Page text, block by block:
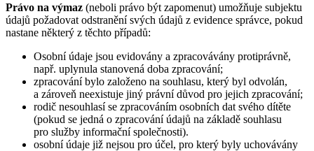
Právo na výmaz (neboli právo být zapomenut) umožňuje subjektu
údajů požadovat odstranění svých údajů z evidence správce, pokud
nastane některý z těchto případů:
Osobní údaje jsou evidovány a zpracovávány protiprávně,
např. uplynula stanovená doba zpracování;
zpracování bylo založeno na souhlasu, který byl odvolán,
a zároveň neexistuje jiný právní důvod pro jejich zpracování;
rodič nesouhlasí se zpracováním osobních dat svého dítěte
(pokud se jedná o zpracování údajů na základě souhlasu
pro služby informační společnosti).
osobní údaje již nejsou pro účel, pro který byly uchovávány